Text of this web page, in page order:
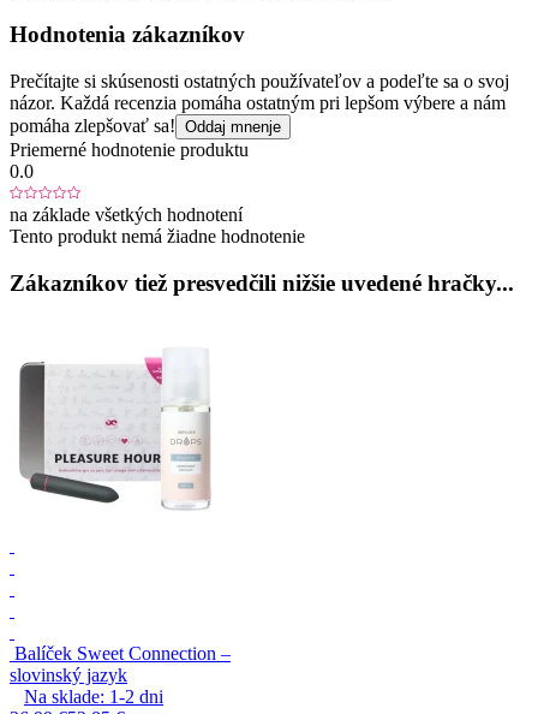
Hodnotenia zákazníkov
Prečítajte si skúsenosti ostatných používateľov a podeľte sa o svoj
názor. Každá recenzia pomáha ostatným pri lepšom výbere a nám
pomáha zlepšovať sa! Oddaj mnenje
Priemerné hodnotenie produktu
0.0
na základe všetkých hodnotení
Tento produkt nemá žiadne hodnotenie
Zákazníkov tiež presvedčili nižšie uvedené hračky...
Balíček Sweet Connection –
slovinský jazyk
Na sklade: 1-2 dni